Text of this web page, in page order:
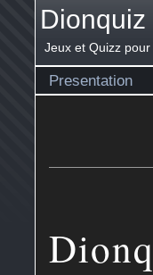
Dionquiz
Jeux et Quizz
Presentation